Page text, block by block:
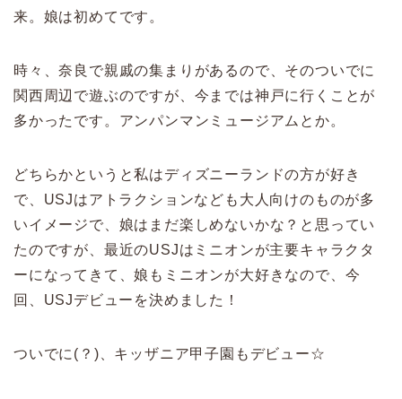
来。娘は初めてです。
時々、奈良で親戚の集まりがあるので、そのついでに
関西周辺で遊ぶのですが、今までは神戸に行くことが
多かったです。アンパンマンミュージアムとか。
どちらかというと私はディズニーランドの方が好き
で、USJはアトラクションなども大人向けのものが多
いイメージで、娘はまだ楽しめないかな？と思ってい
たのですが、最近のUSJはミニオンが主要キャラクタ
ーになってきて、娘もミニオンが大好きなので、今
回、USJデビューを決めました！
ついでに(？)、キッザニア甲子園もデビュー☆